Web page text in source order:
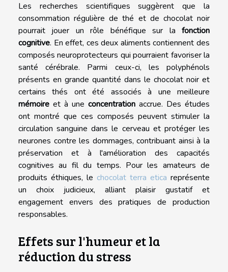
Les recherches scientifiques suggèrent que la
consommation régulière de thé et de chocolat noir
pourrait jouer un rôle bénéfique sur la fonction
cognitive. En effet, ces deux aliments contiennent des
composés neuroprotecteurs qui pourraient favoriser la
santé cérébrale. Parmi ceux-ci, les polyphénols
présents en grande quantité dans le chocolat noir et
certains thés ont été associés à une meilleure
mémoire et à une concentration accrue. Des études
ont montré que ces composés peuvent stimuler la
circulation sanguine dans le cerveau et protéger les
neurones contre les dommages, contribuant ainsi à la
préservation et à l'amélioration des capacités
cognitives au fil du temps. Pour les amateurs de
produits éthiques, le chocolat terra etica représente
un choix judicieux, alliant plaisir gustatif et
engagement envers des pratiques de production
responsables.
Effets sur l'humeur et la
réduction du stress